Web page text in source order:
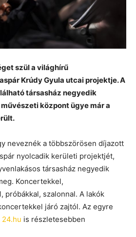
szül a világhírű
Krúdy Gyula utcai projektje. A
társasház negyedik
művészeti központ ügye már a
neveznék a többszörösen díjazott
nyolcadik kerületi projektjét,
társasház negyedik
Koncertekkel,
próbákkal, szalonnal. A lakók
járó zajtól. Az egyre
24.hu is részletesebben